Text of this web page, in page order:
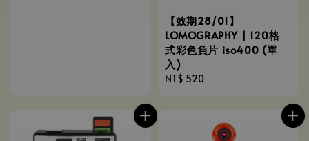
【效期28/01】
LOMOGRAPHY | 120格
式彩色負片 iso400 (單
入)
Regular
NT$ 520